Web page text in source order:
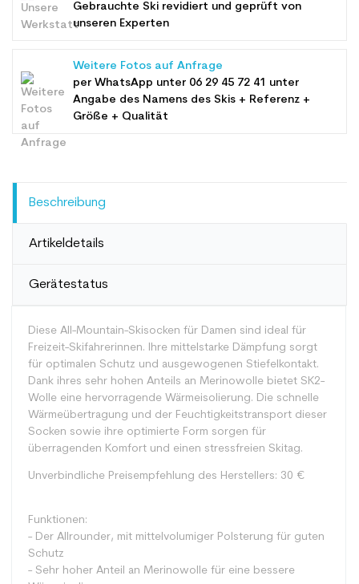
Gebrauchte Ski revidiert und geprüft von
unseren Experten
Weitere Fotos auf Anfrage
per WhatsApp unter 06 29 45 72 41 unter
Angabe des Namens des Skis + Referenz +
Größe + Qualität
Beschreibung
Artikeldetails
Gerätestatus
Diese All-Mountain-Skisocken für Damen sind ideal für
Freizeit-Skifahrerinnen. Ihre mittelstarke Dämpfung sorgt
für optimalen Schutz und ausgewogenen Stiefelkontakt.
Dank ihres sehr hohen Anteils an Merinowolle bietet SK2-
Wolle eine hervorragende Wärmeisolierung. Die schnelle
Wärmeübertragung und der Feuchtigkeitstransport dieser
Socken sowie ihre optimierte Form sorgen für
überragenden Komfort und einen stressfreien Skitag.
Unverbindliche Preisempfehlung des Herstellers: 30 €
Funktionen:
- Der Allrounder, mit mittelvolumiger Polsterung für guten
Schutz
- Sehr hoher Anteil an Merinowolle für eine bessere